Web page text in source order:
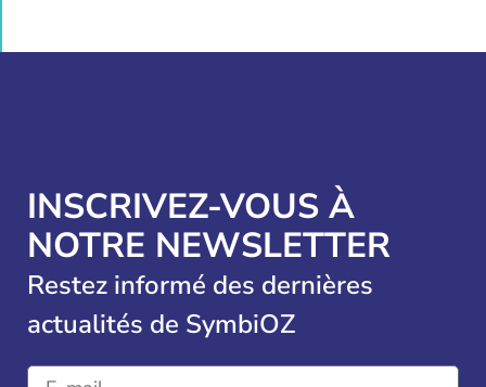
INSCRIVEZ-VOUS À
NOTRE NEWSLETTER
Restez informé des dernières
actualités de SymbiOZ